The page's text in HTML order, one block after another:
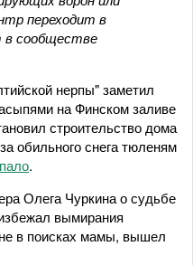
переходит в
в сообществе
нерпы" заметил
на Финском заливе
строительство дома
обильного снега тюленям
.
Олега Чуркина о судьбе
вымирания
в поисках мамы, вышел